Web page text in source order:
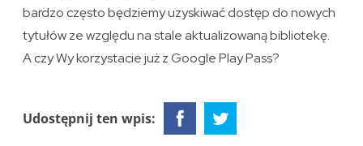
bardzo często będziemy uzyskiwać dostęp do nowych
tytułów ze względu na stale aktualizowaną bibliotekę.
A czy Wy korzystacie już z Google Play Pass?
Udostępnij ten wpis: